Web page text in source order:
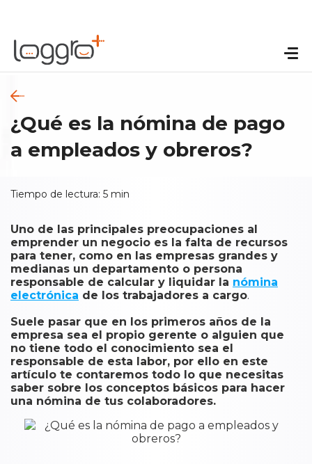
¿Qué es la nómina de pago
a empleados y obreros?
Tiempo de lectura: 5 min
Uno de las principales preocupaciones al
emprender un negocio es la falta de recursos
para tener, como en las empresas grandes y
medianas un departamento o persona
responsable de calcular y liquidar la nómina
electrónica de los trabajadores a cargo.
Suele pasar que en los primeros años de la
empresa sea el propio gerente o alguien que
no tiene todo el conocimiento sea el
responsable de esta labor, por ello en este
artículo te contaremos todo lo que necesitas
saber sobre los conceptos básicos para hacer
una nómina de tus colaboradores.